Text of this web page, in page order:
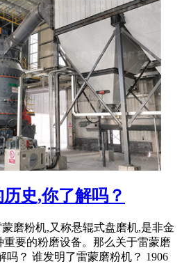
史,你了解吗？
磨粉机,又称悬辊式盘磨机,是非金
重要的粉磨设备。那么关于雷蒙磨
吗？ 谁发明了雷蒙磨粉机？ 1906